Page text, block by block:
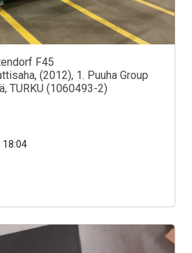
F45
(2012), 1. Puuha Group
TURKU (1060493-2)
18:04